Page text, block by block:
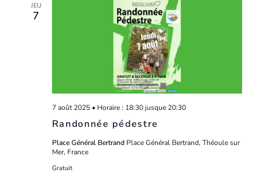
JEU
7
Randonnée pédestre
7 août 2025 • Horaire : 18:30jusque 20:30
Place Général Bertrand Place Général Bertrand, Théoule sur
Mer, France
Gratuit